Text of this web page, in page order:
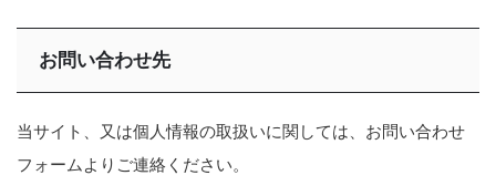
お問い合わせ先
当サイト、又は個人情報の取扱いに関しては、お問い合わせ
フォームよりご連絡ください。